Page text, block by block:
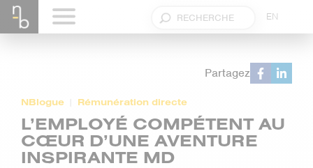
EN
Partagez
NBlogue Rémunération directe
L’EMPLOYÉ COMPÉTENT AU
CŒUR D’UNE AVENTURE
INSPIRANTE MD